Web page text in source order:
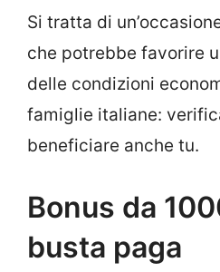
Si tratta di
che potrebbe favorire
delle condizioni
famiglie italiane:
beneficiare anche tu.
Bonus da
busta paga